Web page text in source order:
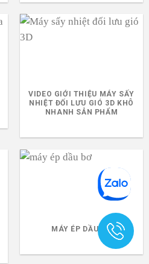
VIDEO GIỚI THIỆU MÁY SẤY
NHIỆT ĐỐI LƯU GIÓ 3D KHÔ
NHANH SẢN PHẨM
MÁY ÉP DẦU BƠ